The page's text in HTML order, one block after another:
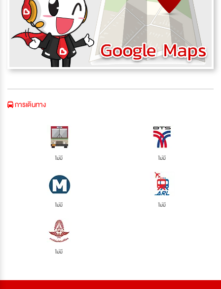
การเดินทาง
ไม่มี ไม่มี
ไม่มี ไม่มี
ไม่มี